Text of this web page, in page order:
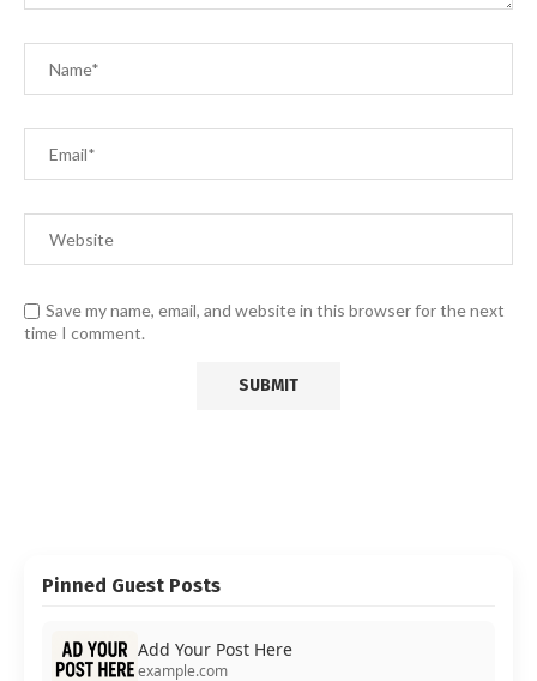
Save my name, email, and website in this browser for the next
time I comment.
Pinned Guest Posts
Add Your Post Here
example.com